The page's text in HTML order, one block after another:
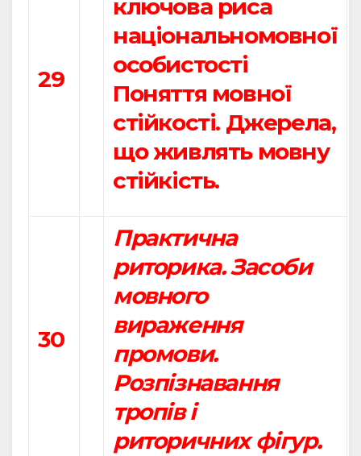
29
ключова риса
національномовної
особистості
Поняття мовної
стійкості. Джерела,
що живлять мовну
стійкість.
30
Практична
риторика. Засоби
мовного
вираження
промови.
Розпізнавання
тропів і
риторичних фігур.